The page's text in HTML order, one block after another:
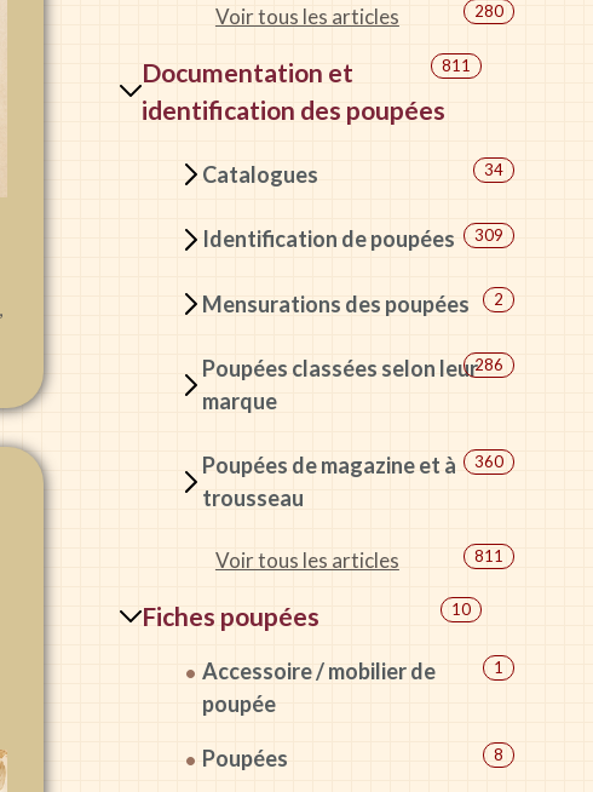
Voir tous les articles 280
Documentation et
identification des poupées
811
Catalogues 34
Identification de poupées 309
Mensurations des poupées 2
Poupées classées selon leur
marque
286
Poupées de magazine et à
trousseau
360
Voir tous les articles 811
Fiches poupées 10
Accessoire / mobilier de
poupée
1
Poupées 8